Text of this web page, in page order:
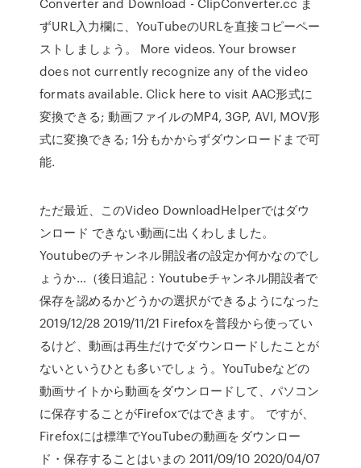
ずURL入力欄に、YouTubeのURLを直接コピーペー
ストしましょう。 More videos. Your browser
does not currently recognize any of the video
formats available. Click here to visit AAC形式に
変換できる; 動画ファイルのMP4, 3GP, AVI, MOV形
式に変換できる; 1分もかからずダウンロードまで可
能.
ただ最近、このVideo DownloadHelperではダウ
ンロード できない動画に出くわしました。
Youtubeのチャンネル開設者の設定か何かなのでし
ょうか…（後日追記：Youtubeチャンネル開設者で
保存を認めるかどうかの選択ができるようになった
2019/12/28 2019/11/21 Firefoxを普段から使ってい
るけど、動画は再生だけでダウンロードしたことが
ないというひとも多いでしょう。YouTubeなどの
動画サイトから動画をダウンロードして、パソコン
に保存することがFirefoxではできます。 ですが、
Firefoxには標準でYouTubeの動画をダウンロー
ド・保存することはいまの 2011/09/10 2020/04/07